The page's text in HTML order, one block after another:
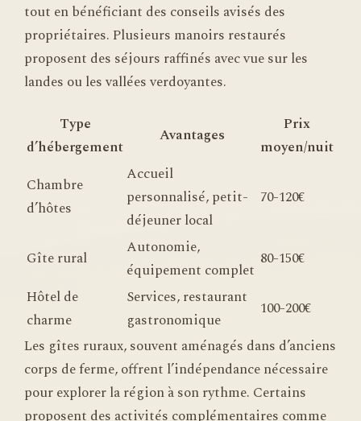
tout en bénéficiant des conseils avisés des
propriétaires. Plusieurs manoirs restaurés
proposent des séjours raffinés avec vue sur les
landes ou les vallées verdoyantes.
Type
d’hébergement
Avantages
Prix
moyen/nuit
Chambre
d’hôtes
Accueil
personnalisé, petit-
déjeuner local
70-120€
Gîte rural
Autonomie,
équipement complet
80-150€
Hôtel de
charme
Services, restaurant
gastronomique
100-200€
Les gîtes ruraux, souvent aménagés dans d’anciens
corps de ferme, offrent l’indépendance nécessaire
pour explorer la région à son rythme. Certains
proposent des activités complémentaires comme